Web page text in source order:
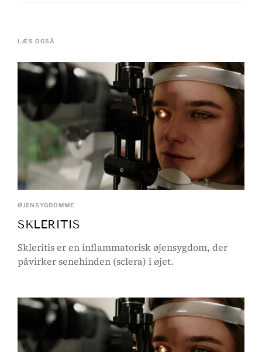
LÆS OGSÅ
ØJENSYGDOMME
SKLERITIS
Skleritis er en inflammatorisk øjensygdom, der
påvirker senehinden (sclera) i øjet.